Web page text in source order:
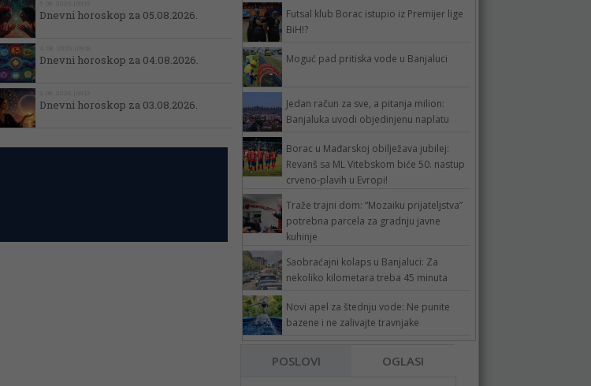
Dnevni horoskop za 05.08.2026.
Dnevni horoskop za 04.08.2026.
Dnevni horoskop za 03.08.2026.
Futsal klub Borac istupio iz Premijer lige
BiH!?
Moguć pad pritiska vode u Banjaluci
Jedan račun za sve, a pitanja milion:
Banjaluka uvodi objedinjenu naplatu
Borac u Mađarskoj obilježava jubilej:
Revanš sa ML Vitebskom biće 50. nastup
crveno-plavih u Evropi!
Traže trajni dom: “Mozaiku prijateljstva”
potrebna parcela za gradnju javne
kuhinje
Saobraćajni kolaps u Banjaluci: Za
nekoliko kilometara treba 45 minuta
Novi apel za štednju vode: Ne punite
bazene i ne zalivajte travnjake
POSLOVI OGLASI